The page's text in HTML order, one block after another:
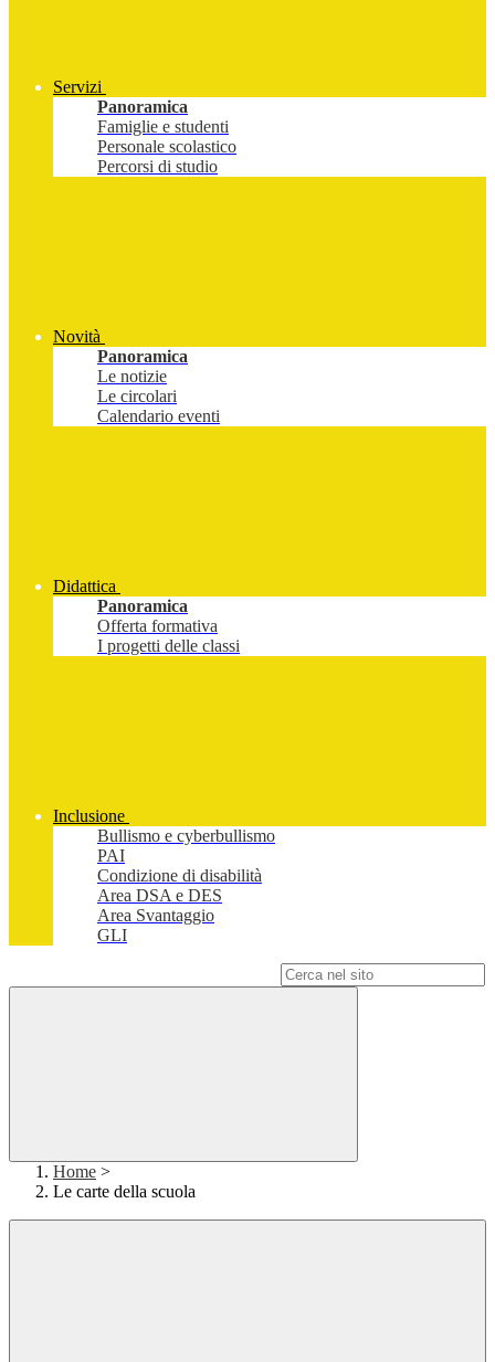
Servizi
Panoramica
Famiglie e studenti
Personale scolastico
Percorsi di studio
Novità
Panoramica
Le notizie
Le circolari
Calendario eventi
Didattica
Panoramica
Offerta formativa
I progetti delle classi
Inclusione
Bullismo e cyberbullismo
PAI
Condizione di disabilità
Area DSA e DES
Area Svantaggio
GLI
Home >
Le carte della scuola